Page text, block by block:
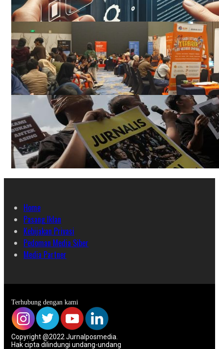
Home
Pasang Iklan
Kebijakan Privasi
Pedoman Media Siber
Media Partner
Terhubung dengan kami
Copyright @2022 Jurnalposmedia.
Hak cipta dilindungi undang-undang